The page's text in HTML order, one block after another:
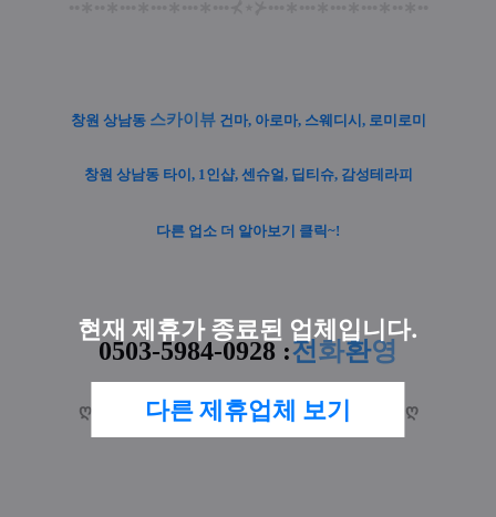
현재 제휴가 종료된 업체입니다.
다른 제휴업체 보기
창원 상남동 스카이뷰건마, 아로마, 스웨디시, 로미로미
창원 상남동 타이, 1인샵, 센슈얼, 딥티슈, 감성테라피
다른 업소 더 알아보기 클릭~!
0503-5984-0928:전화환영
ღ 부재시 (희망 예약시간+ 코스 ) 문자 주세요 ღ